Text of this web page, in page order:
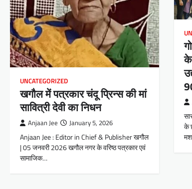
UNCATEGORIZED
खगौल में पत्रकार चंदू प्रिन्स की मां
सावित्री देवी का निधन
Anjaan Jee January 5, 2026
Anjaan Jee : Editor in Chief & Publisher खगौल
| 05 जनवरी 2026 खगौल नगर के वरिष्ठ पत्रकार एवं
सामाजिक…
के